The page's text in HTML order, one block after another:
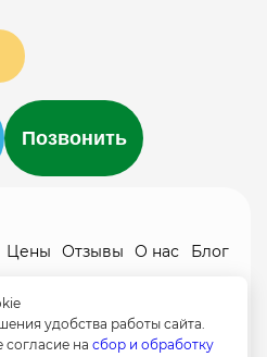
удобства работы сайта.
согласие на сбор и обработку
Позвонить
Цены Отзывы О нас
Блог